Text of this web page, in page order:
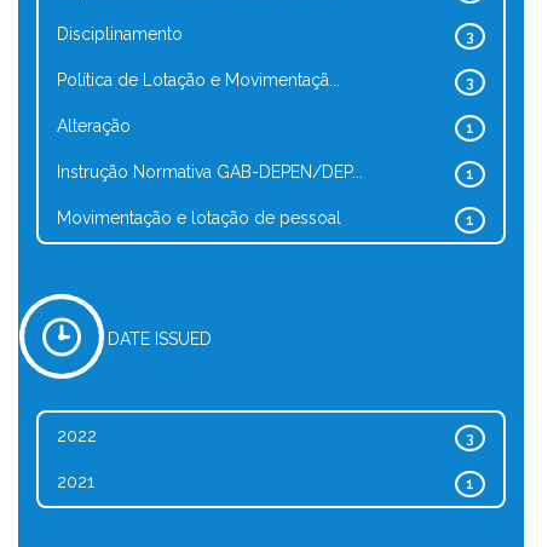
3
Disciplinamento
3
Política de Lotação e Movimentaçã...
1
Alteração
1
Instrução Normativa GAB-DEPEN/DEP...
1
Movimentação e lotação de pessoal
DATE ISSUED
3
2022
1
2021